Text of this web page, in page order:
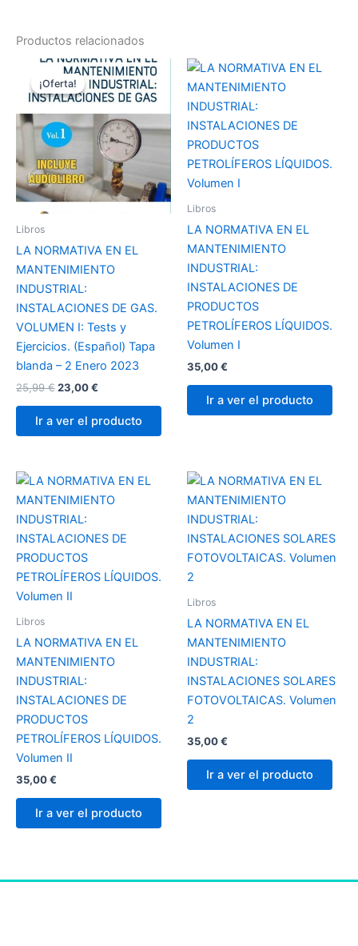
Productos relacionados
¡Oferta!
¡Oferta!
Libros
LA NORMATIVA EN EL
MANTENIMIENTO
INDUSTRIAL:
INSTALACIONES DE GAS.
VOLUMEN I: Tests y
Ejercicios. (Español) Tapa
blanda – 2 Enero 2023
25,99€
El
precio
original
era:
25,99 €.
23,00€
El
precio
actual
es:
23,00 €.
Ir a ver el producto
Libros
LA NORMATIVA EN EL
MANTENIMIENTO
INDUSTRIAL:
INSTALACIONES DE
PRODUCTOS
PETROLÍFEROS LÍQUIDOS.
Volumen I
35,00€
Ir a ver el producto
Libros
LA NORMATIVA EN EL
MANTENIMIENTO
INDUSTRIAL:
INSTALACIONES DE
PRODUCTOS
PETROLÍFEROS LÍQUIDOS.
Volumen II
35,00€
Ir a ver el producto
Libros
LA NORMATIVA EN EL
MANTENIMIENTO
INDUSTRIAL:
INSTALACIONES SOLARES
FOTOVOLTAICAS. Volumen
2
35,00€
Ir a ver el producto